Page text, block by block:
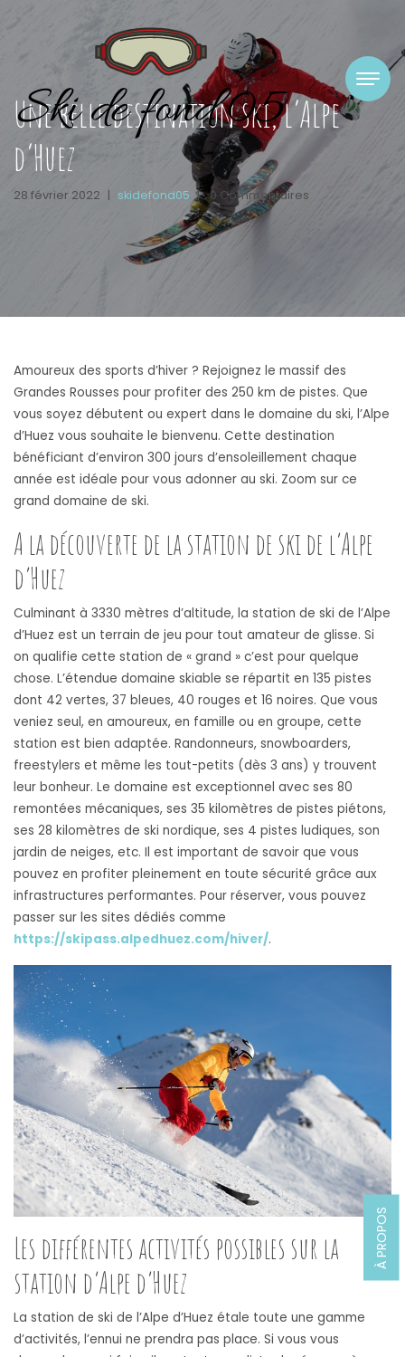
Une belle destination ski, l’Alpe
d’Huez
28 février 2022 | skidefond05 | 0 Commentaires
À PROPOS
Amoureux des sports d’hiver ? Rejoignez le massif des
Grandes Rousses pour profiter des 250 km de pistes. Que
vous soyez débutent ou expert dans le domaine du ski, l’Alpe
d’Huez vous souhaite le bienvenu. Cette destination
bénéficiant d’environ 300 jours d’ensoleillement chaque
année est idéale pour vous adonner au ski. Zoom sur ce
grand domaine de ski.
A la découverte de la station de ski de l’Alpe
d’Huez
Culminant à 3330 mètres d’altitude, la station de ski de l’Alpe
d’Huez est un terrain de jeu pour tout amateur de glisse. Si
on qualifie cette station de « grand » c’est pour quelque
chose. L’étendue domaine skiable se répartit en 135 pistes
dont 42 vertes, 37 bleues, 40 rouges et 16 noires. Que vous
veniez seul, en amoureux, en famille ou en groupe, cette
station est bien adaptée. Randonneurs, snowboarders,
freestylers et même les tout-petits (dès 3 ans) y trouvent
leur bonheur. Le domaine est exceptionnel avec ses 80
remontées mécaniques, ses 35 kilomètres de pistes piétons,
ses 28 kilomètres de ski nordique, ses 4 pistes ludiques, son
jardin de neiges, etc. Il est important de savoir que vous
pouvez en profiter pleinement en toute sécurité grâce aux
infrastructures performantes. Pour réserver, vous pouvez
passer sur les sites dédiés comme
https://skipass.alpedhuez.com/hiver/.
Les différentes activités possibles sur la
station d’Alpe d’Huez
La station de ski de l’Alpe d’Huez étale toute une gamme
d’activités, l’ennui ne prendra pas place. Si vous vous